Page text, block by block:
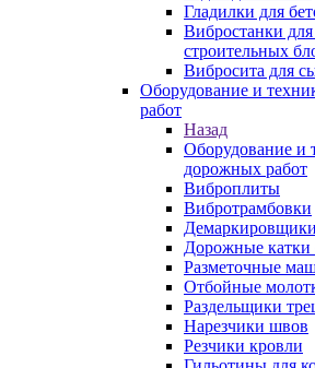
Гладилки для
Вибростанки для
строительных
Вибросита для
Оборудование и
работ
Назад
Оборудование и
дорожных работ
Виброплиты
Вибротрамбовки
Дорожные катки
Разметочные
Отбойные
Раздельщики
Нарезчики швов
Резчики кровли